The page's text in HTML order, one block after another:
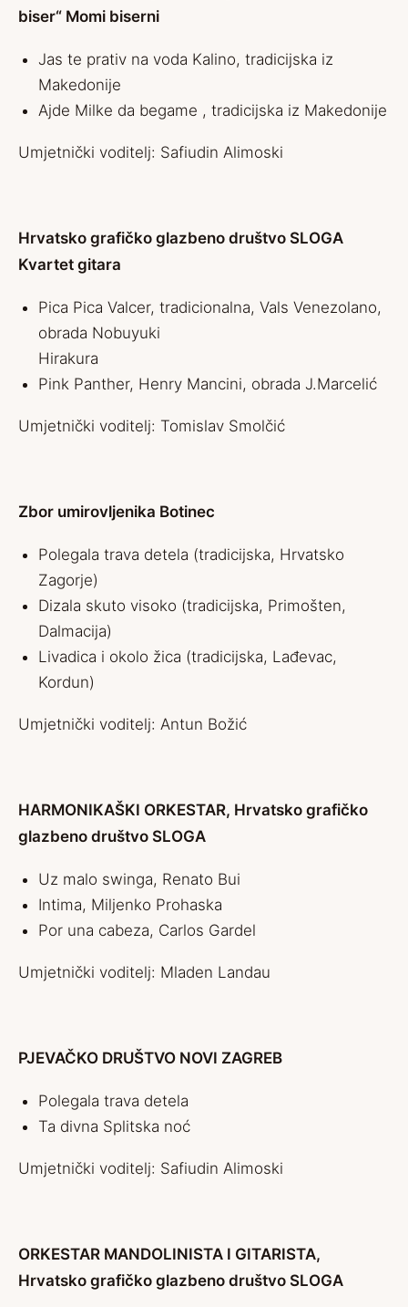
biser“ Momi biserni
Jas te prativ na voda Kalino, tradicijska iz
Makedonije
Ajde Milke da begame , tradicijska iz Makedonije
Umjetnički voditelj: Safiudin Alimoski
Hrvatsko grafičko glazbeno društvo SLOGA
Kvartet gitara
Pica Pica Valcer, tradicionalna, Vals Venezolano,
obrada Nobuyuki
Hirakura
Pink Panther, Henry Mancini, obrada J.Marcelić
Umjetnički voditelj: Tomislav Smolčić
Zbor umirovljenika Botinec
Polegala trava detela (tradicijska, Hrvatsko
Zagorje)
Dizala skuto visoko (tradicijska, Primošten,
Dalmacija)
Livadica i okolo žica (tradicijska, Lađevac,
Kordun)
Umjetnički voditelj: Antun Božić
HARMONIKAŠKI ORKESTAR, Hrvatsko grafičko
glazbeno društvo SLOGA
Uz malo swinga, Renato Bui
Intima, Miljenko Prohaska
Por una cabeza, Carlos Gardel
Umjetnički voditelj: Mladen Landau
PJEVAČKO DRUŠTVO NOVI ZAGREB
Polegala trava detela
Ta divna Splitska noć
Umjetnički voditelj: Safiudin Alimoski
ORKESTAR MANDOLINISTA I GITARISTA,
Hrvatsko grafičko glazbeno društvo SLOGA